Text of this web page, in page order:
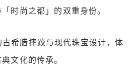
「时尚之都」的双重身份。
古希腊摔跤与现代珠宝设计，体
文化的传承。